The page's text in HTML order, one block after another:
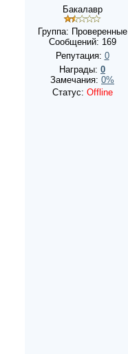
Бакалавр
Группа: Проверенные
Сообщений: 169
Репутация: 0
Награды: 0
Замечания: 0%
Статус: Offline